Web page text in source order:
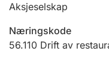
Offentlig sektor
Aksjeselskap
Næringskode
56.110 Drift av